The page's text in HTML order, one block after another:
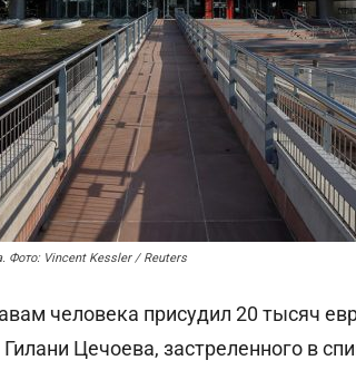
Фото: Vincent Kessler / Reuters
человека присудил 20 тысяч
Цечоева, застреленного в